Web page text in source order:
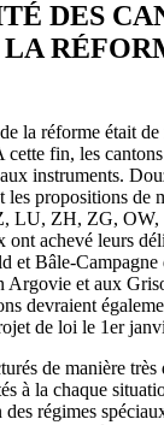
DES
la réforme était
cette fin, les
instruments.
les propositions de
LU, ZH, ZG, OW,
ont achevé leurs
et Bâle-Campagne
Argovie et aux
devraient
de loi le 1er
de manière
à la chaque
régimes